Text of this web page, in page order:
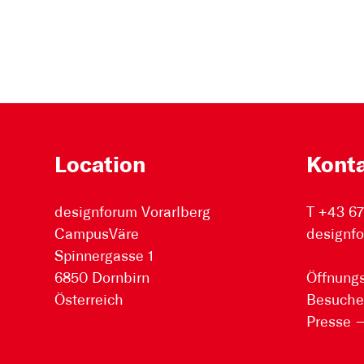
Location
designforum Vorarlberg
CampusVäre
Spinnergasse 1
6850 Dornbirn
Österreich
T +43
Presse